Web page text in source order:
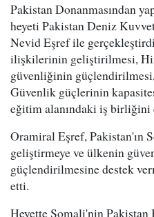
Pakistan Donanmasından
heyeti Pakistan Deniz
Nevid Eşref ile
ilişkilerinin geliştirilmesi,
güvenliğinin
Güvenlik güçlerinin
eğitim alanındaki iş birliğini
Oramiral Eşref, Pakistan'ın
geliştirmeye ve ülkenin
güçlendirilmesine destek
etti.
Heyette Somali'nin